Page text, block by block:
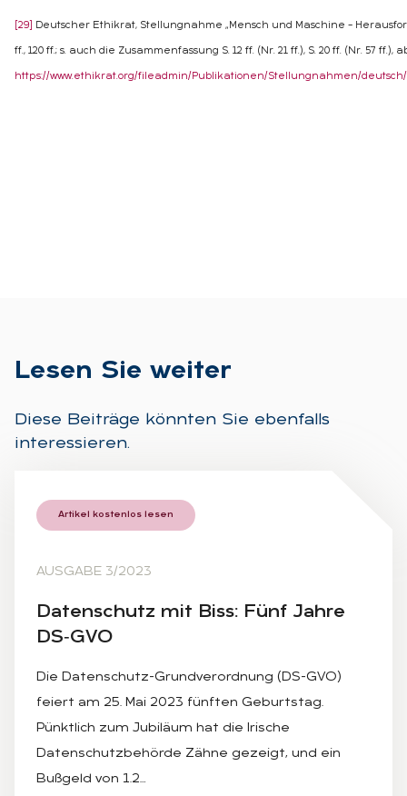
[29] Deutscher Ethikrat, Stellungnahme „Mensch und Maschine –
ff., 120 ff.; s. auch die Zusammenfassung S. 12 ff. (Nr. 21 ff.), S. 20 ff. (Nr. 57 ff.),
https://www.ethikrat.org/fileadmin/Publikationen/Stellungnahmen/
Le­sen Sie wei­ter
Diese Beiträge könnten Sie ebenfalls
interessieren.
Artikel kostenlos lesen
AUSGABE 3/2023
Da­ten­schutz mit Biss: Fünf Jah­re
DS‑G­VO
Die Datenschutz-Grundverordnung (DS-GVO)
feiert am 25. Mai 2023 fünften Geburtstag.
Pünktlich zum Jubiläum hat die Irische
Datenschutzbehörde Zähne gezeigt, und ein
Bußgeld von 1.2…